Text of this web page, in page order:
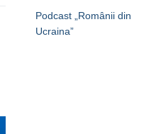
Podcast „Românii din
Ucraina”